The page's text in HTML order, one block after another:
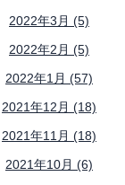
2022年3月 (5)
2022年2月 (5)
2022年1月 (57)
2021年12月 (18)
2021年11月 (18)
2021年10月 (6)